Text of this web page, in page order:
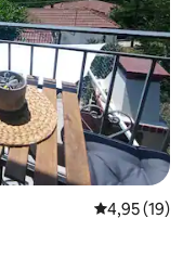
Évaluation
4,95 (19)